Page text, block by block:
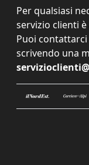
Per qualsiasi
servizio clienti
Puoi
scrivendo una